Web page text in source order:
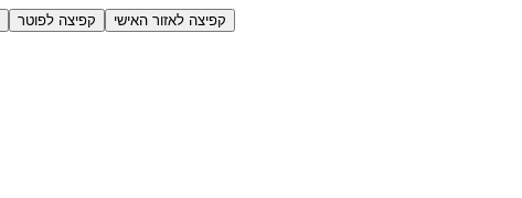
קפיצה לפוטר קפיצה לאזור האישי